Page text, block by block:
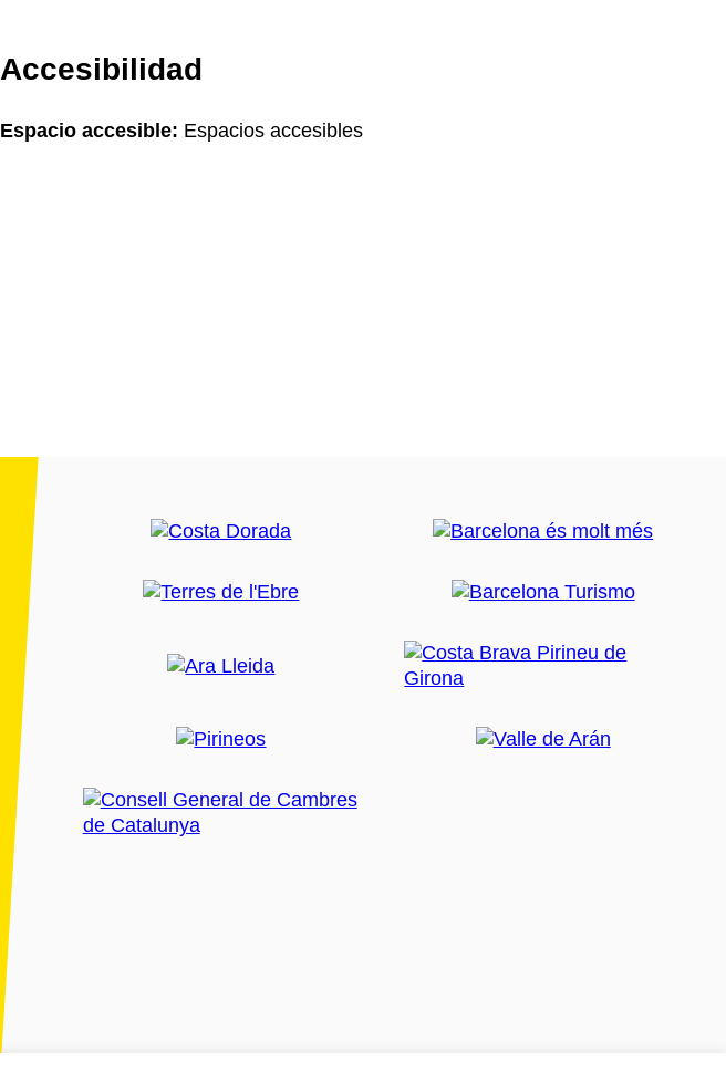
Accesibilidad
Espacio accesible: Espacios accesibles